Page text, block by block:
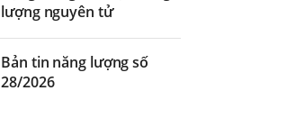
lượng nguyên tử
Bản tin năng lượng số
28/2026